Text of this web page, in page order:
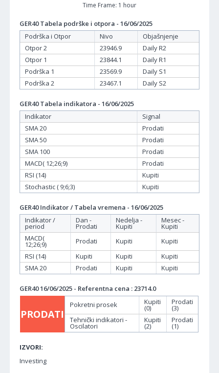
Time Frame: 1 hour
GER40 Tabela podrške i otpora - 16/06/2025
Podrška i Otpor
Nivo
Objašnjenje
Otpor 2
23946.9
Daily R2
Otpor 1
23844.1
Daily R1
Podrška 1
23569.9
Daily S1
Podrška 2
23467.1 Daily S2
GER40 Tabela indikatora - 16/06/2025
Indikator
Signal
SMA 20
Prodati
SMA 50
Prodati
SMA 100
Prodati
MACD( 12;26;9)
Prodati
RSI (14)
Kupiti
Stochastic ( 9;6;3)
Kupiti
GER40 Indikator / Tabela vremena - 16/06/2025
Indikator /
period
Dan -
Prodati
Nedelja -
Kupiti
Mesec -
Kupiti
MACD(
12;26;9) Prodati Kupiti
Kupiti
RSI (14)
Kupiti Kupiti
Kupiti
SMA 20
Prodati Kupiti Kupiti
GER40 16/06/2025 - Referentna cena : 23714.0
PRODATI
Pokretni prosek Kupiti
(0)
Prodati
(3)
Tehnički indikatori -
Oscilatori
Kupiti
(2)
Prodati
(1)
IZVORI:
Investing